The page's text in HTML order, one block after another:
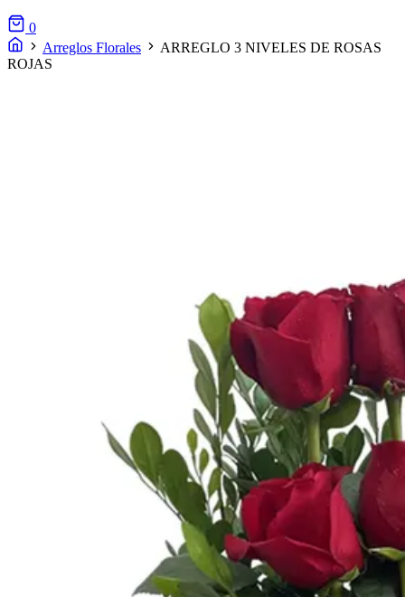
0
Arreglos Florales
ARREGLO 3 NIVELES DE ROSAS
ROJAS